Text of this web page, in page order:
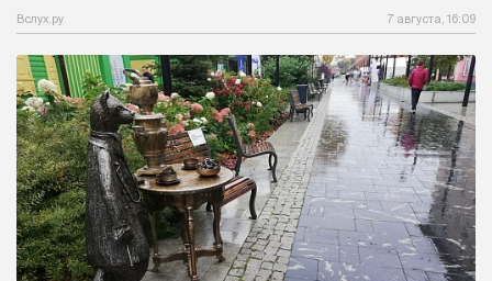
Вслух.ру 7 августа, 16:09